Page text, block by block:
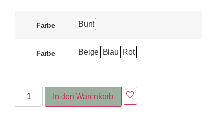
Farbe Bunt
Farbe Beige Blau Rot
In den Warenkorb